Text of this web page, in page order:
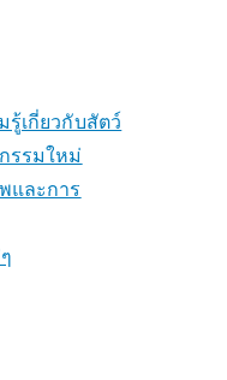
เกี่ยวกับสัตว์
รรมใหม่
และการ